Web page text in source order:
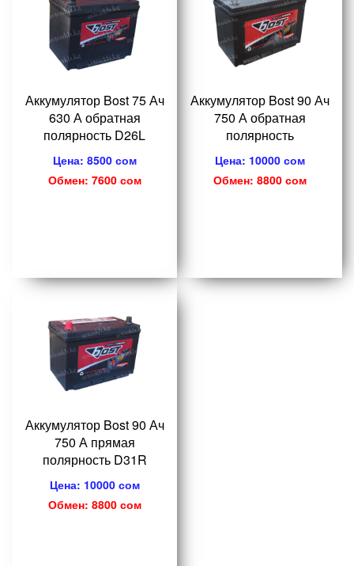
Аккумулятор Bost 75 Ач
630 А обратная
полярность D26L
Цена: 8500 сом
Обмен: 7600 сом
Аккумулятор Bost 90 Ач
750 А обратная
полярность
Цена: 10000 сом
Обмен: 8800 сом
Аккумулятор Bost 90 Ач
750 А прямая
полярность D31R
Цена: 10000 сом
Обмен: 8800 сом